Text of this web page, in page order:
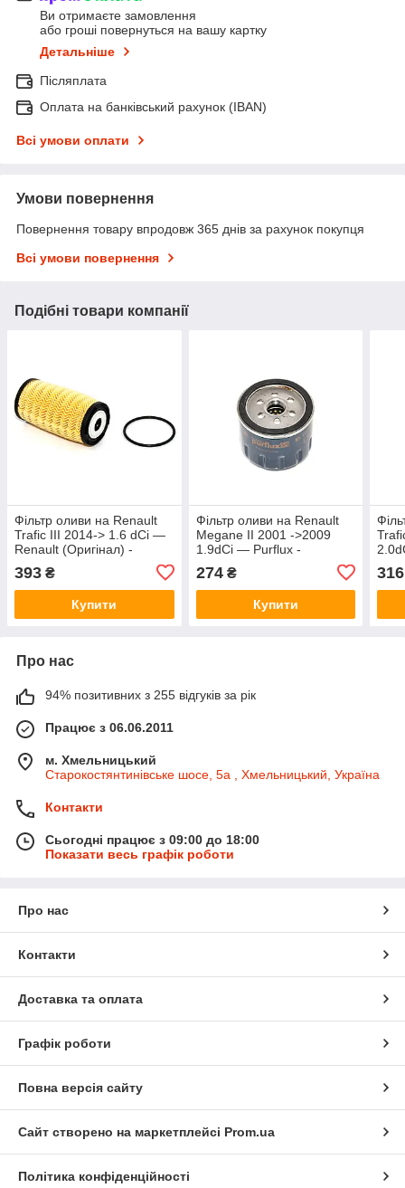
Ви отримаєте замовлення
або гроші повернуться на вашу картку
Детальніше
Післяплата
Оплата на банківський рахунок (IBAN)
Всі умови оплати
Умови повернення
Повернення товару впродовж 365 днів за рахунок покупця
Всі умови повернення
Подібні товари компанії
Фільтр оливи на Renault
Trafic III 2014-> 1.6 dCi —
Renault (Оригінал) -
393 ₴
Купити
Фільтр оливи на Renault
Megane II 2001 ->2009
1.9dCi — Purflux -
274₴
Купити
316
Про нас
94% позитивних з 255 відгуків за рік
Працює з 06.06.2011
м. Хмельницький
Старокостянтинівське шосе, 5а , Хмельницький, Україна
Контакти
Сьогодні працює з 09:00 до 18:00
Показати весь графік роботи
Про нас
Контакти
Доставка та оплата
Графік роботи
Повна версія сайту
Сайт створено на маркетплейсі Prom.ua
Політика конфіденційності